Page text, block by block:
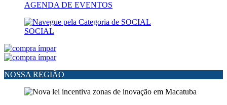
AGENDA DE EVENTOS
SOCIAL
NOSSA REGIÃO